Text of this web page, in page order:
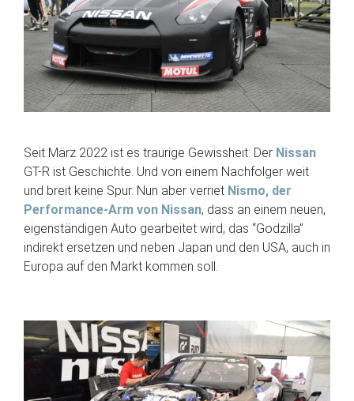
Seit März 2022 ist es traurige Gewissheit: Der Nissan
GT-R ist Geschichte. Und von einem Nachfolger weit
und breit keine Spur. Nun aber verriet Nismo, der
Performance-Arm von Nissan, dass an einem neuen,
eigenständigen Auto gearbeitet wird, das “Godzilla”
indirekt ersetzen und neben Japan und den USA, auch in
Europa auf den Markt kommen soll.